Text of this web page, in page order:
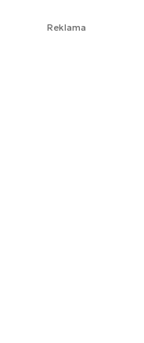
Reklama